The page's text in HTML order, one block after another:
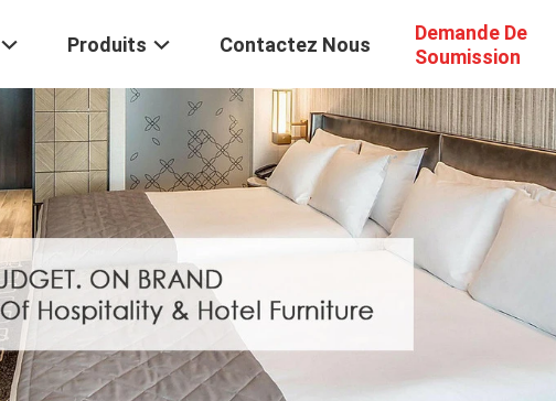
Produits Contactez Nous
Demande De
Soumission